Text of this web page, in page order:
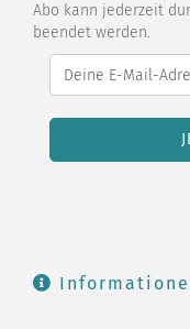
Abo kann jederzeit
beendet werden.